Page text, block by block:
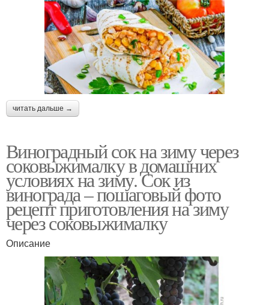
читать дальше →
Виноградный сок на зиму через
соковыжималку в домашних
условиях на зиму. Сок из
винограда – пошаговый фото
рецепт приготовления на зиму
через соковыжималку
Описание